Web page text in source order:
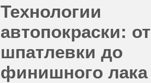
Технологии
автопокраски: от
шпатлевки до
финишного лака